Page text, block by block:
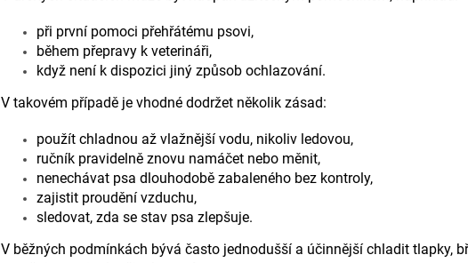
při první pomoci přehřátému psovi,
během přepravy k veterináři,
když není k dispozici jiný způsob ochlazování.
V takovém případě je vhodné dodržet několik zásad:
použít chladnou až vlažnější vodu, nikoliv ledovou,
ručník pravidelně znovu namáčet nebo měnit,
nenechávat psa dlouhodobě zabaleného bez kontroly,
zajistit proudění vzduchu,
sledovat, zda se stav psa zlepšuje.
V běžných podmínkách bývá často jednodušší a účinnější chladit tlapky,